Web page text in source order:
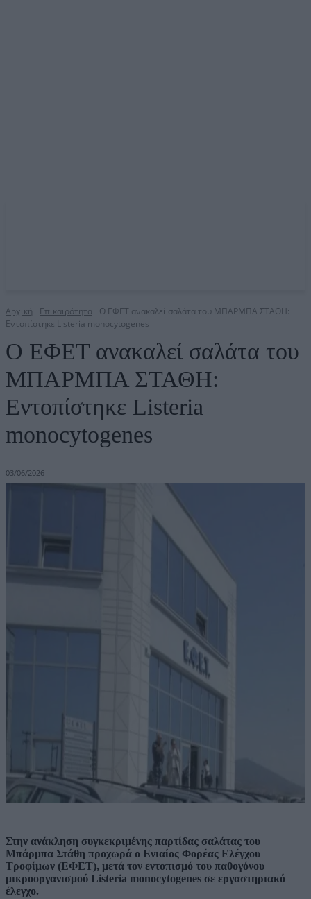
Αρχική Επικαιρότητα
Ο ΕΦΕΤ ανακαλεί σαλάτα του ΜΠΑΡΜΠΑ ΣΤΑΘΗ:
Εντοπίστηκε Listeria monocytogenes
Ο ΕΦΕΤ ανακαλεί σαλάτα του
ΜΠΑΡΜΠΑ ΣΤΑΘΗ:
Εντοπίστηκε Listeria
monocytogenes
03/06/2026
Στην ανάκληση συγκεκριμένης παρτίδας σαλάτας του
Μπάρμπα Στάθη προχωρά ο Ενιαίος Φορέας Ελέγχου
Τροφίμων (ΕΦΕΤ), μετά τον εντοπισμό του παθογόνου
μικροοργανισμού Listeria monocytogenes σε εργαστηριακό
έλεγχο.